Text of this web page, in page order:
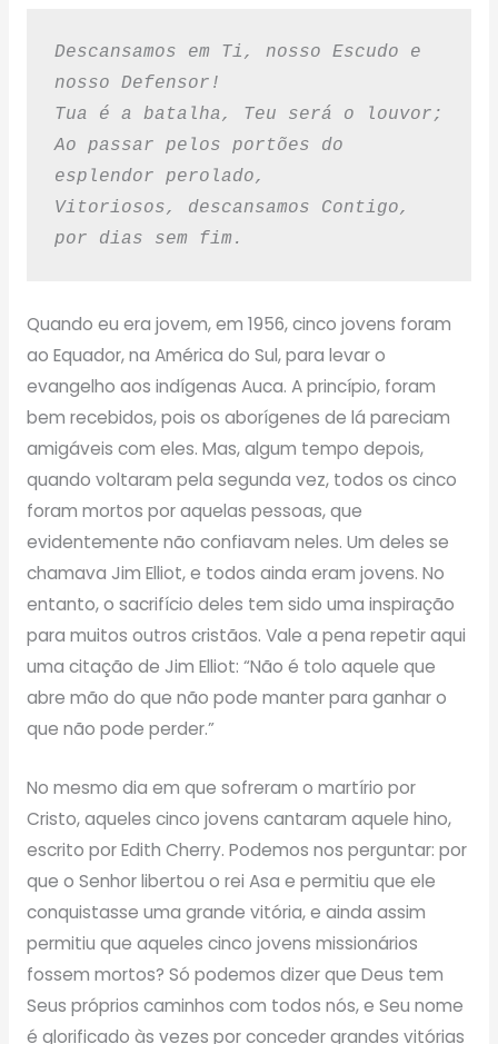
Descansamos em Ti, nosso Escudo e
nosso Defensor!
Tua é a batalha, Teu será o louvor;
Ao passar pelos portões do
esplendor perolado,
Vitoriosos, descansamos Contigo,
por dias sem fim.
Quando eu era jovem, em 1956, cinco jovens foram
ao Equador, na América do Sul, para levar o
evangelho aos indígenas Auca. A princípio, foram
bem recebidos, pois os aborígenes de lá pareciam
amigáveis com eles. Mas, algum tempo depois,
quando voltaram pela segunda vez, todos os cinco
foram mortos por aquelas pessoas, que
evidentemente não confiavam neles. Um deles se
chamava Jim Elliot, e todos ainda eram jovens. No
entanto, o sacrifício deles tem sido uma inspiração
para muitos outros cristãos. Vale a pena repetir aqui
uma citação de Jim Elliot: “Não é tolo aquele que
abre mão do que não pode manter para ganhar o
que não pode perder.”
No mesmo dia em que sofreram o martírio por
Cristo, aqueles cinco jovens cantaram aquele hino,
escrito por Edith Cherry. Podemos nos perguntar: por
que o Senhor libertou o rei Asa e permitiu que ele
conquistasse uma grande vitória, e ainda assim
permitiu que aqueles cinco jovens missionários
fossem mortos? Só podemos dizer que Deus tem
Seus próprios caminhos com todos nós, e Seu nome
é glorificado às vezes por conceder grandes vitórias